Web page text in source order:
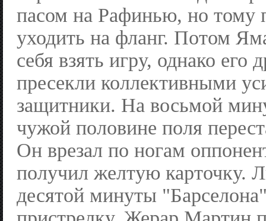
пасом на Рафинью, но тому
уходить на фланг. Потом
себя взять игру, однако его
пресекли коллективными
защитники. На восьмой
чужой половине поля
Он врезал по ногам
получил желтую карточку.
десятой минуты